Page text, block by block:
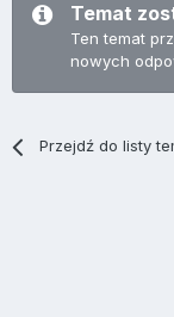
Temat
Ten temat
nowych
Przejdź do listy